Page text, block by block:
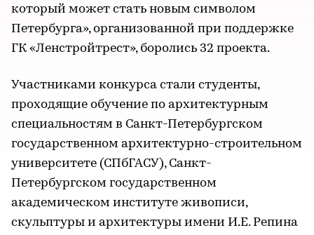
который может стать новым символом
Петербурга», организованной при поддержке
ГК «Ленстройтрест», боролись 32 проекта.
Участниками конкурса стали студенты,
проходящие обучение по архитектурным
специальностям в Санкт-Петербургском
государственном архитектурно-строительном
университете (СПбГАСУ), Санкт-
Петербургском государственном
академическом институте живописи,
скульптуры и архитектуры имени И.Е. Репина